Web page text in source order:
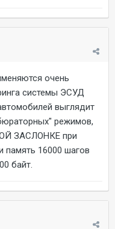
очень
системы ЭСУД
выглядит
режимов,
ЗАСЛОНКЕ при
память 16000 шагов
байт.